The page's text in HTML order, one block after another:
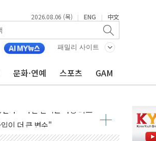
2026.08.06 (목) | ENG | 中文
패밀리 사이트
문화·연예 스포츠 GAM
정 논의"
디지털·샌디스크↓
기업 상승세 뚜렷
공포감 극대화 전략
이 더 큰 변수"